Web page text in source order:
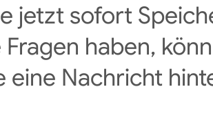
jetzt sofort
Fragen haben,
eine Nachricht